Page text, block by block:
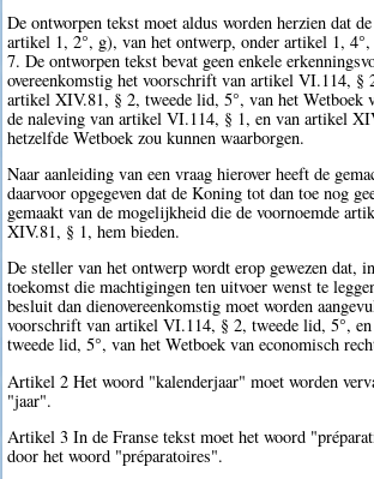
De ontworpen tekst moet aldus worden herzien dat
artikel 1, 2°, g), van het ontwerp, onder artikel 1, 4°,
7. De ontworpen tekst bevat geen enkele
overeenkomstig het voorschrift van artikel VI.114, §
artikel XIV.81, § 2, tweede lid, 5°, van het Wetboek
de naleving van artikel VI.114, § 1, en van artikel
hetzelfde Wetboek zou kunnen waarborgen.
Naar aanleiding van een vraag hierover heeft de
daarvoor opgegeven dat de Koning tot dan toe nog
gemaakt van de mogelijkheid die de voornoemde
XIV.81, § 1, hem bieden.
De steller van het ontwerp wordt erop gewezen dat,
toekomst die machtigingen ten uitvoer wenst te
besluit dan dienovereenkomstig moet worden
voorschrift van artikel VI.114, § 2, tweede lid, 5°,
tweede lid, 5°, van het Wetboek van economisch
Artikel 2 Het woord "kalenderjaar" moet worden
"jaar".
Artikel 3 In de Franse tekst moet het woord
door het woord "préparatoires".